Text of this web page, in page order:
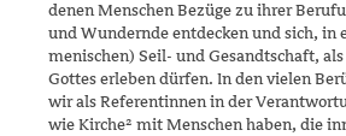
denen Menschen Bezüge zu ihrer
und Wundernde entdecken und sich, in
menischen) Seil- und Gesandtschaft,
Gottes erle­ben dürfen. In den vielen
wir als Referentinnen in der
wie Kirche² mit Menschen haben, die